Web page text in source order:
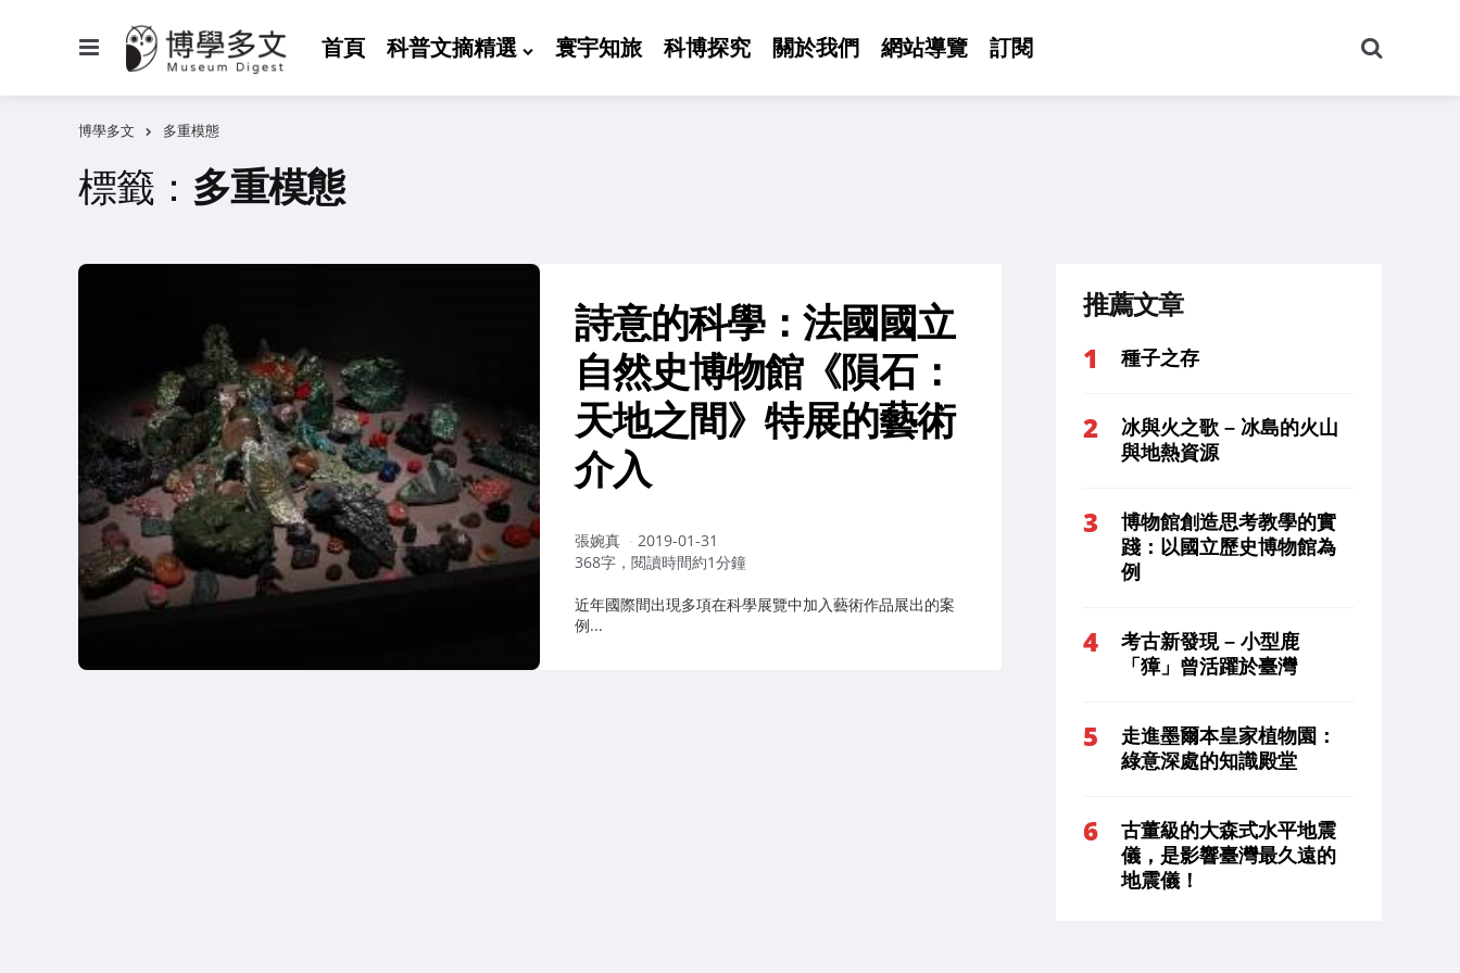
首頁 科普文摘精選 寰宇知旅 科博探究 關於我們 網站導覽 訂閱
尋
博學多文 多重模態
標籤： 多重模態
詩意的科學：法國國立
自然史博物館《隕石：
天地之間》特展的藝術
介入
作
者：
張婉真
2019-01-31
368字，閱讀時間約1分鐘
近年國際間出現多項在科學展覽中加入藝術作品展出的案
例...
推薦文章
種子之存
冰與火之歌 – 冰島的火山
與地熱資源
博物館創造思考教學的實
踐：以國立歷史博物館為
例
考古新發現 – 小型鹿
「獐」曾活躍於臺灣
走進墨爾本皇家植物園：
綠意深處的知識殿堂
古董級的大森式水平地震
儀，是影響臺灣最久遠的
地震儀！